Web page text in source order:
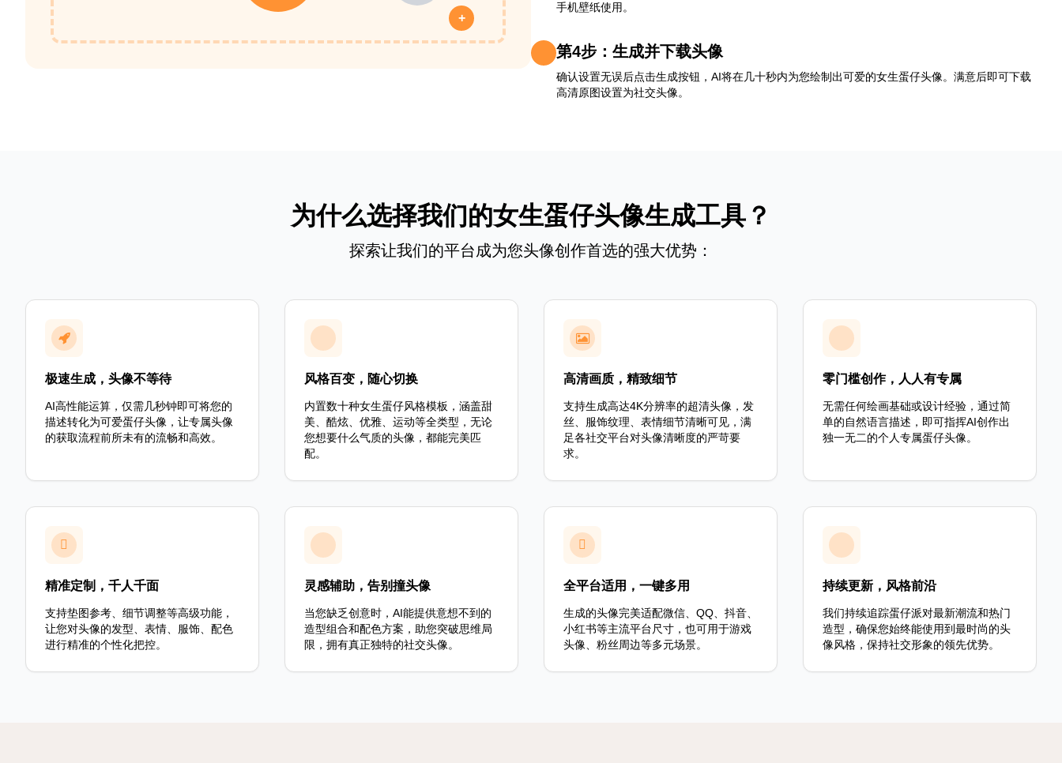
+
手机壁纸使用。
第4步：生成并下载头像
确认设置无误后点击生成按钮，AI将在几十秒内为您绘制出可爱的女生蛋仔头像。满意后即可下载
高清原图设置为社交头像。
为什么选择我们的女生蛋仔头像生成工具？
探索让我们的平台成为您头像创作首选的强大优势：
极速生成，头像不等待
AI高性能运算，仅需几秒钟即可将您的
描述转化为可爱蛋仔头像，让专属头像
的获取流程前所未有的流畅和高效。
风格百变，随心切换
内置数十种女生蛋仔风格模板，涵盖甜
美、酷炫、优雅、运动等全类型，无论
您想要什么气质的头像，都能完美匹
配。
高清画质，精致细节
支持生成高达4K分辨率的超清头像，发
丝、服饰纹理、表情细节清晰可见，满
足各社交平台对头像清晰度的严苛要
求。
零门槛创作，人人有专属
无需任何绘画基础或设计经验，通过简
单的自然语言描述，即可指挥AI创作出
独一无二的个人专属蛋仔头像。
精准定制，千人千面
支持垫图参考、细节调整等高级功能，
让您对头像的发型、表情、服饰、配色
进行精准的个性化把控。
灵感辅助，告别撞头像
当您缺乏创意时，AI能提供意想不到的
造型组合和配色方案，助您突破思维局
限，拥有真正独特的社交头像。
全平台适用，一键多用
生成的头像完美适配微信、QQ、抖音、
小红书等主流平台尺寸，也可用于游戏
头像、粉丝周边等多元场景。
持续更新，风格前沿
我们持续追踪蛋仔派对最新潮流和热门
造型，确保您始终能使用到最时尚的头
像风格，保持社交形象的领先优势。